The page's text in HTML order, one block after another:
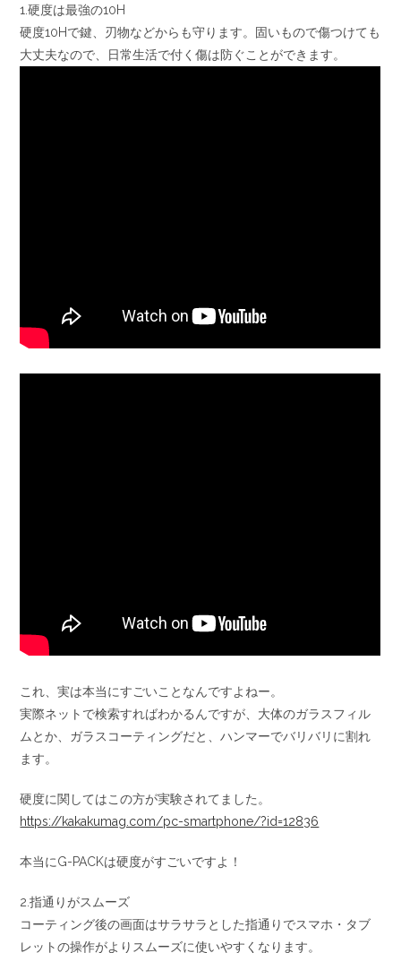
1.硬度は最強の10H
硬度10Hで鍵、刃物などからも守ります。固いもので傷つけても
大丈夫なので、日常生活で付く傷は防ぐことができます。
これ、実は本当にすごいことなんですよねー。
実際ネットで検索すればわかるんですが、大体のガラスフィル
ムとか、ガラスコーティングだと、ハンマーでバリバリに割れ
ます。
硬度に関してはこの方が実験されてました。
https://kakakumag.com/pc-smartphone/?id=12836
本当にG-PACKは硬度がすごいですよ！
2.指通りがスムーズ
コーティング後の画面はサラサラとした指通りでスマホ・タブ
レットの操作がよりスムーズに使いやすくなります。